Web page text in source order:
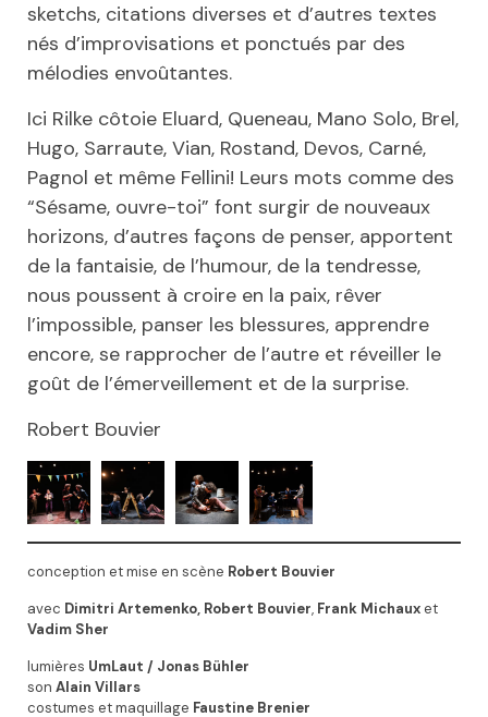
sketchs, citations diverses et d’autres textes
nés d’improvisations et ponctués par des
mélodies envoûtantes.
Ici Rilke côtoie Eluard, Queneau, Mano Solo, Brel,
Hugo, Sarraute, Vian, Rostand, Devos, Carné,
Pagnol et même Fellini! Leurs mots comme des
“Sésame, ouvre-toi” font surgir de nouveaux
horizons, d’autres façons de penser, apportent
de la fantaisie, de l’humour, de la tendresse,
nous poussent à croire en la paix, rêver
l’impossible, panser les blessures, apprendre
encore, se rapprocher de l’autre et réveiller le
goût de l’émerveillement et de la surprise.
Robert Bouvier
conception et mise en scène Robert Bouvier
avec Dimitri Artemenko, Robert Bouvier, Frank Michauxet
Vadim Sher
lumières UmLaut / Jonas Bühler
son Alain Villars
costumes et maquillage Faustine Brenier